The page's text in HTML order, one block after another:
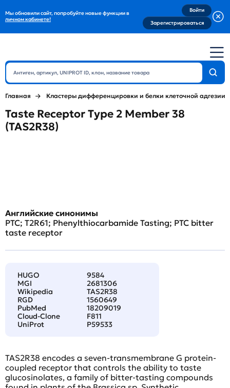
Мы обновили сайт, попробуйте новые функции в
личном кабинете!
Войти
Зарегистрироваться
Главная Кластеры дифференцировки и белки клеточной адгезии
Taste Receptor Type 2 Member 38
(TAS2R38)
Английские синонимы
PTC; T2R61; Phenylthiocarbamide Tasting; PTC bitter
taste receptor
HUGO
9584
MGI
2681306
Wikipedia
TAS2R38
RGD
1560649
PubMed
18209019
Cloud-Clone
F811
UniProt
P59533
TAS2R38 encodes a seven-transmembrane G protein-
coupled receptor that controls the ability to taste
glucosinolates, a family of bitter-tasting compounds